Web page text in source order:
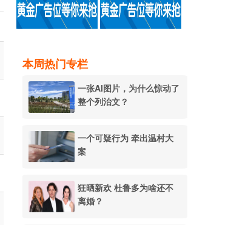
本周热门专栏
一张AI图片，为什么惊动了
整个列治文？
一个可疑行为 牵出温村大
案
狂晒新欢 杜鲁多为啥还不
离婚？